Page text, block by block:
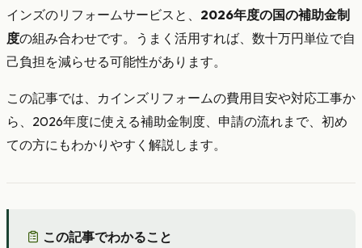
インズのリフォームサービスと、 2026年度の国の補助金制
度の組み合わせです。うまく活用すれば、数十万円単位で自
己負担を減らせる可能性があります。
この記事では、カインズリフォームの費用目安や対応工事か
ら、2026年度に使える補助金制度、申請の流れまで、初め
ての方にもわかりやすく解説します。
この記事でわかること